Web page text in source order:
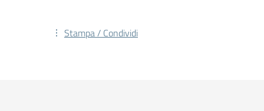
Stampa / Condividi